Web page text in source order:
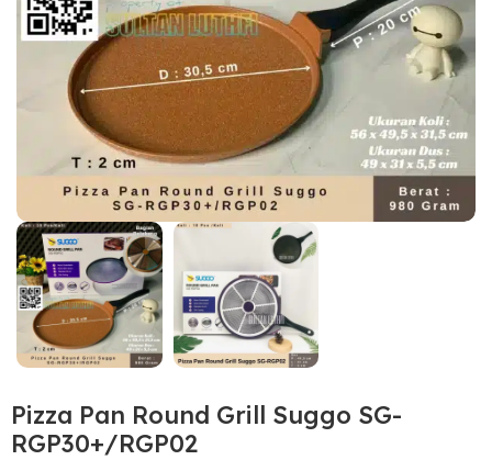
Pizza Pan Round Grill Suggo SG-
RGP30+/RGP02